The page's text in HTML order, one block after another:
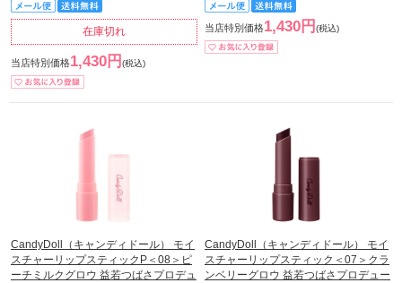
在庫切れ
当店特別価格1,430円 (税込)
当店特別価格1,430円 (税込)
CandyDoll（キャンディドール） モイ
スチャーリップスティックP＜08＞ピ
ーチミルクグロウ 益若つばさプロデュ
CandyDoll（キャンディドール） モイ
スチャーリップスティック＜07＞クラ
ンベリーグロウ 益若つばさプロデュー